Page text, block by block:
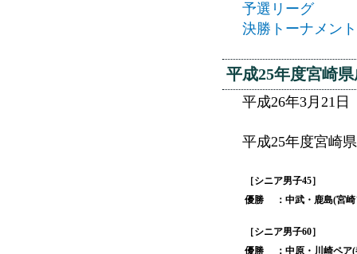
予選リーグ
決勝トーナメント
平成25年度宮崎
平成26年3月21
平成25年度宮崎
［シニア男子45］
優勝
：中武・鹿島(宮
［シニア男子60］
優勝
：中原・川崎ペ